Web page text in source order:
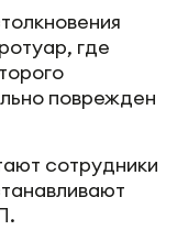
где
поврежден
сотрудники